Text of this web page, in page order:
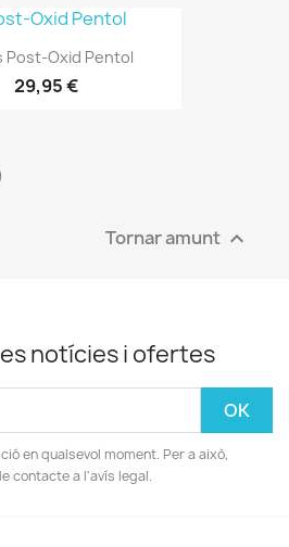
Post-Oxid Pentol
29,95 €
Tornar amunt 
notícies i ofertes
en qualsevol moment. Per a això,
contacte a l'avís legal.